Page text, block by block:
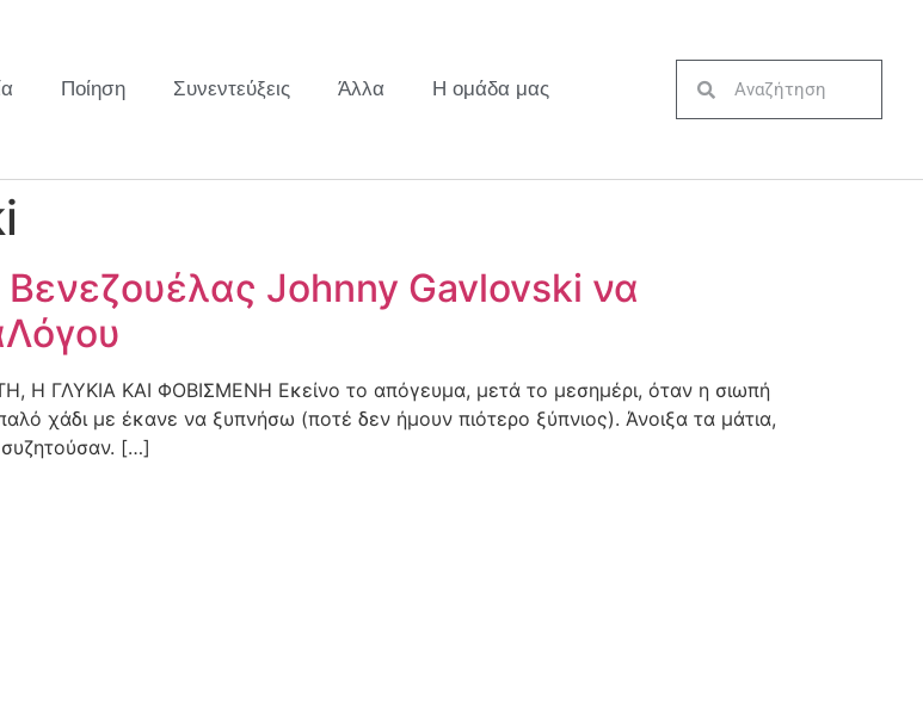
Ποίηση Συνεντεύξεις Άλλα Η ομάδα μας
Βενεζουέλας Johnny Gavlovski να
Η ΓΛΥΚΙΑ ΚΑΙ ΦΟΒΙΣΜΕΝΗ Εκείνο το απόγευμα, μετά το μεσημέρι, όταν η σιωπή
χάδι με έκανε να ξυπνήσω (ποτέ δεν ήμουν πιότερο ξύπνιος). Άνοιξα τα μάτια,
[…]